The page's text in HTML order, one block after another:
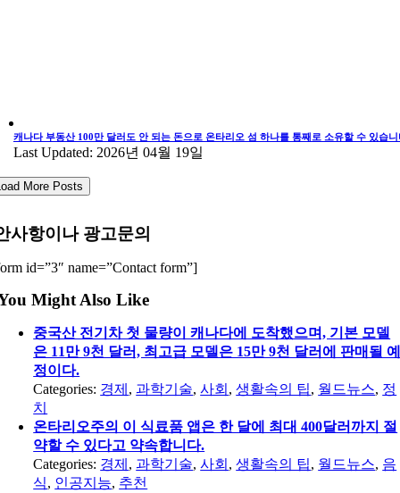
캐나다 부동산 100만 달러도 안 되는 돈으로 온타리오 섬 하나를 통째로 소유할 수 있습니
Last Updated: 2026년 04월 19일
More Posts
사항이나 광고문의
id=”3″ name=”Contact form”]
Might Also Like
중국산 전기차 첫 물량이 캐나다에 도착했으며, 기본 모델
은 11만 9천 달러, 최고급 모델은 15만 9천 달러에 판매될
정이다.
Categories: 경제 ,과학기술,사회 ,생활속의 팁, 월드뉴스, 정
치
온타리오주의 이 식료품 앱은 한 달에 최대 400달러까지 절
약할 수 있다고 약속합니다.
Categories: 경제 ,과학기술,사회 ,생활속의 팁, 월드뉴스, 음
식, 인공지능, 추천